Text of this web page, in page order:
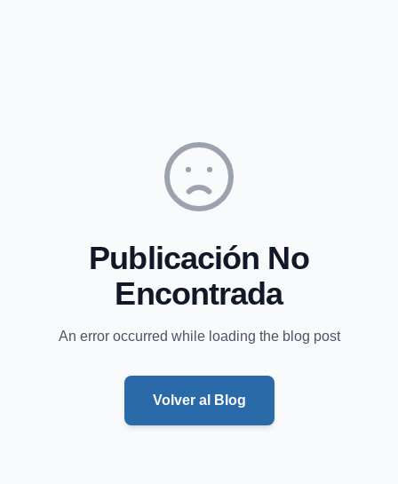
Publicación No
Encontrada
An error occurred while loading the blog post
Volver al Blog